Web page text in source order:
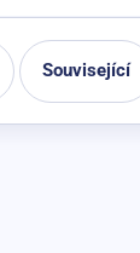
Související